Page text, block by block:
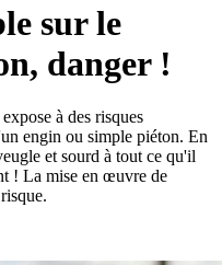
sur le
danger !
à des risques
engin ou simple piéton. En
et sourd à tout ce qu'il
! La mise en œuvre de